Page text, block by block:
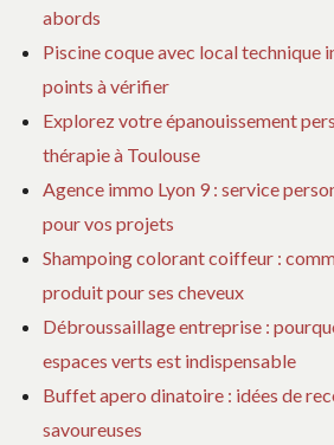
abords
Piscine coque avec local technique
points à vérifier
Explorez votre épanouissement
thérapie à Toulouse
Agence immo Lyon 9 : service
pour vos projets
Shampoing colorant coiffeur :
produit pour ses cheveux
Débroussaillage entreprise :
espaces verts est indispensable
Buffet apero dinatoire : idées de
savoureuses